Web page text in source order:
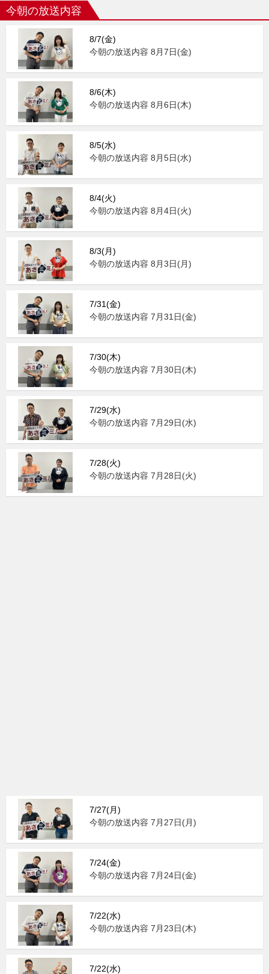
今朝の放送内容
8/7(金)
今朝の放送内容 8月7日(金)
8/6(木)
今朝の放送内容 8月6日(木)
8/5(水)
今朝の放送内容 8月5日(水)
8/4(火)
今朝の放送内容 8月4日(火)
8/3(月)
今朝の放送内容 8月3日(月)
7/31(金)
今朝の放送内容 7月31日(金)
7/30(木)
今朝の放送内容 7月30日(木)
7/29(水)
今朝の放送内容 7月29日(水)
7/28(火)
今朝の放送内容 7月28日(火)
7/27(月)
今朝の放送内容 7月27日(月)
7/24(金)
今朝の放送内容 7月24日(金)
7/22(水)
今朝の放送内容 7月23日(木)
7/22(水)